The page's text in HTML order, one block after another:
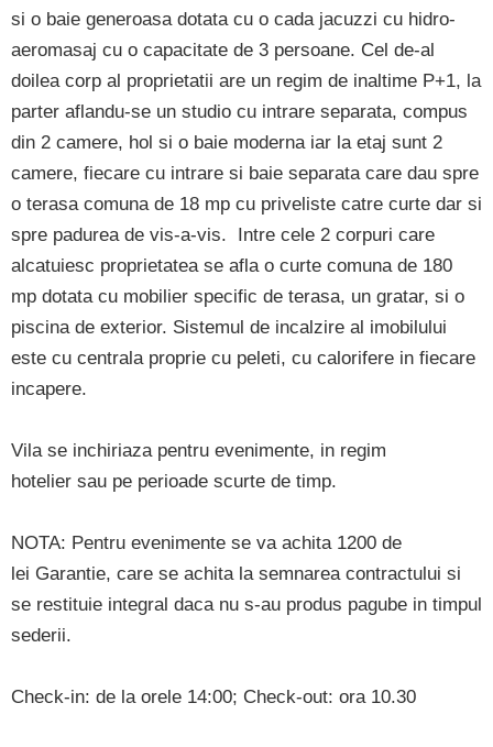
si o baie generoasa dotata cu o cada jacuzzi cu hidro-
aeromasaj cu o capacitate de 3 persoane. Cel de-al
doilea corp al proprietatii are un regim de inaltime P+1, la
parter aflandu-se un studio cu intrare separata, compus
din 2 camere, hol si o baie moderna iar la etaj sunt 2
camere, fiecare cu intrare si baie separata care dau spre
o terasa comuna de 18 mp cu priveliste catre curte dar si
spre padurea de vis-a-vis. Intre cele 2 corpuri care
alcatuiesc proprietatea se afla o curte comuna de 180
mp dotata cu mobilier specific de terasa, un gratar, si o
piscina de exterior. Sistemul de incalzire al imobilului
este cu centrala proprie cu peleti, cu calorifere in fiecare
incapere.
Vila se inchiriaza pentru evenimente, in regim
hotelier sau pe perioade scurte de timp.
NOTA: Pentru evenimente se va achita 1200 de
lei Garantie, care se achita la semnarea contractului si
se restituie integral daca nu s-au produs pagube in timpul
sederii.
Check-in: de la orele 14:00; Check-out: ora 10.30